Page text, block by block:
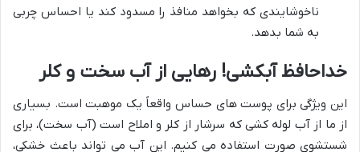
ناخوشایندی که بخواهد منافذ را مسدود کند یا احساس چربی
به شما بدهد.
خداحافظ آبکشی! رهایی از آب سخت و کلر
این ویژگی برای پوست های حساس واقعاً یک موهبت است. بسیاری
از ما از آب لوله کشی که سرشار از کلر و املاح است (آب سخت)، برای
شستشوی صورت استفاده می کنیم. این آب می تواند باعث خشکی،